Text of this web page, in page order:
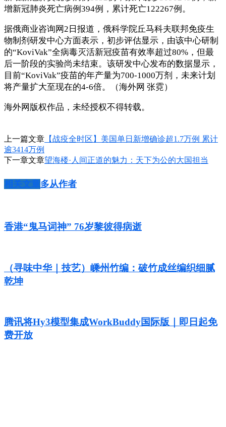
增新冠肺炎死亡病例394例，累计死亡122267例。
据俄商业咨询网2日报道，俄科学院丘马科夫联邦免疫生
物制剂研发中心方面表示，初步评估显示，由该中心研制
的“KoviVak”全病毒灭活新冠疫苗有效率超过80%，但最
后一阶段的实验尚未结束。该研发中心发布的数据显示，
目前“KoviVak”疫苗的年产量为700-1000万剂，未来计划
将产量扩大至现在的4-6倍。（海外网 张霓）
海外网版权作品，未经授权不得转载。
上一篇文章 【战疫全时区】美国单日新增确诊超1.7万例 累计
逾3414万例
下一章文章望海楼·人间正道的魅力：天下为公的大国担当
相关文章多从作者
香港“鬼马词神” 76岁黎彼得病逝
（寻味中华｜技艺）嵊州竹编：破竹成丝编织细腻
乾坤
腾讯将Hy3模型集成WorkBuddy国际版｜即日起免
费开放